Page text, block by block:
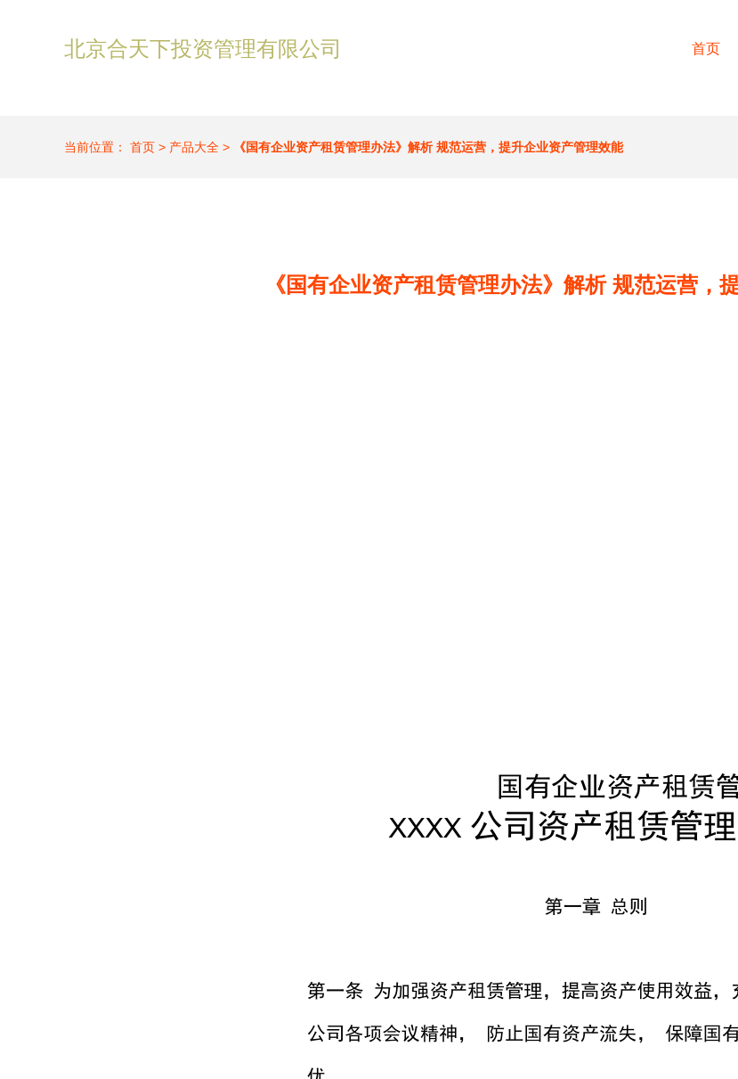
北京合天下投资管理有限公司 首页
当前位置： 首页 > 产品大全 > 《国有企业资产租赁管理办法》解析 规范运营，提升企业资产管理效能
《国有企业资产租赁管理办法》解析 规范运营，